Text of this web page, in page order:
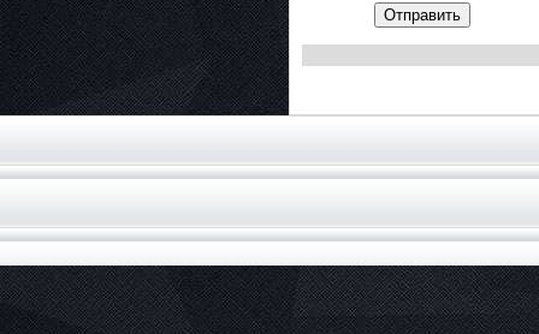
Отправить